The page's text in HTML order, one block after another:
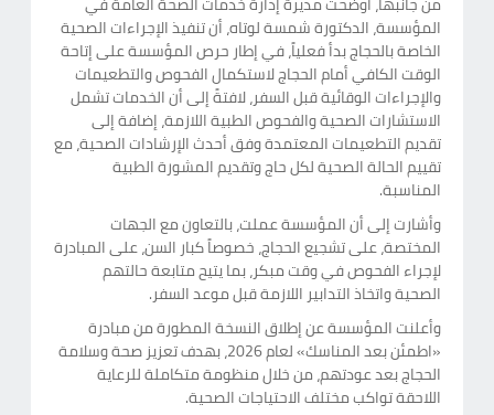
المؤسسة، الدكتورة شمسة لوتاه، أن تنفيذ الإجراءات الصحية
الخاصة بالحجاج بدأ فعلياً، في إطار حرص المؤسسة على إتاحة
الوقت الكافي أمام الحجاج لاستكمال الفحوص والتطعيمات
والإجراءات الوقائية قبل السفر، لافتةً إلى أن الخدمات تشمل
الاستشارات الصحية والفحوص الطبية اللازمة، إضافة إلى
تقديم التطعيمات المعتمدة وفق أحدث الإرشادات الصحية، مع
تقييم الحالة الصحية لكل حاج وتقديم المشورة الطبية
المناسبة.
وأشارت إلى أن المؤسسة عملت، بالتعاون مع الجهات
المختصة، على تشجيع الحجاج، خصوصاً كبار السن، على المبادرة
لإجراء الفحوص في وقت مبكر، بما يتيح متابعة حالتهم
الصحية واتخاذ التدابير اللازمة قبل موعد السفر.
وأعلنت المؤسسة عن إطلاق النسخة المطورة من مبادرة
«اطمئن بعد المناسك» لعام 2026، بهدف تعزيز صحة وسلامة
الحجاج بعد عودتهم، من خلال منظومة متكاملة للرعاية
اللاحقة تواكب مختلف الاحتياجات الصحية.